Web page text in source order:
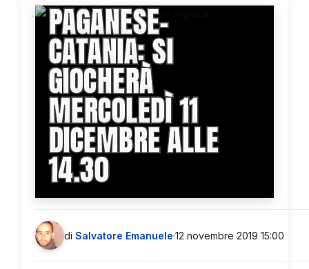
PAGANESE-
CATANIA: SI
GIOCHERÀ
MERCOLEDÌ 11
DICEMBRE ALLE
14.30
di Salvatore Emanuele·12 novembre 2019 15:00